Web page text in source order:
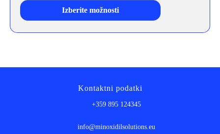
Izberite možnosti
Kontaktni podatki
+359 895 124345
info@minoxidilsolutions.eu